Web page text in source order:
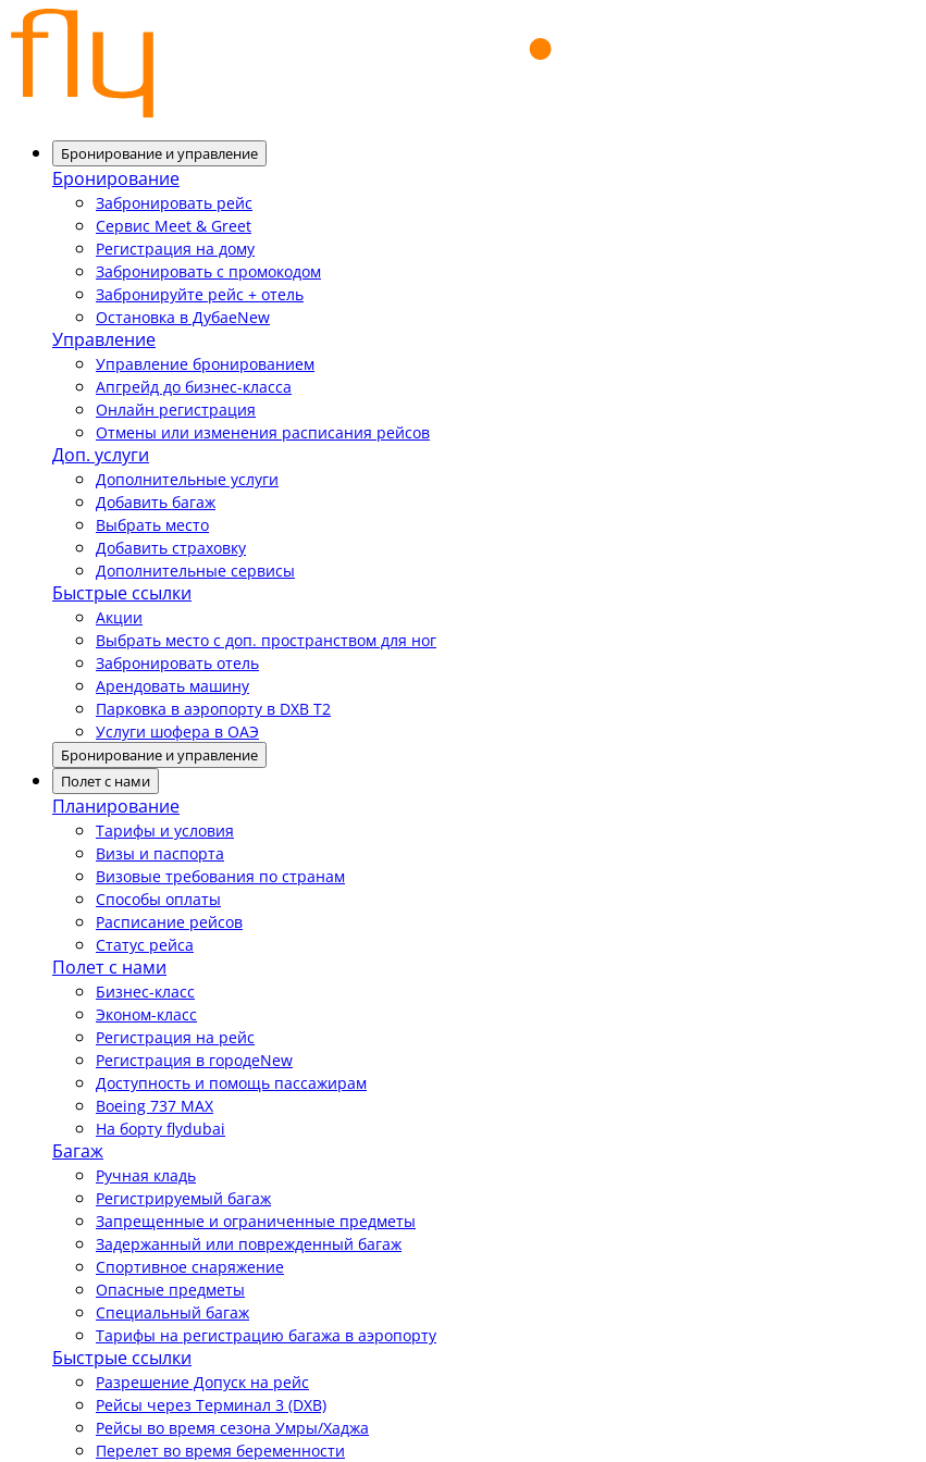
Бронирование и управление
Бронирование
Забронировать рейс
Сервис Meet & Greet
Регистрация на дому
Забронировать с промокодом
Забронируйте рейс + отель
Остановка в ДубаеNew
Управление
Управление бронированием
Апгрейд до бизнес-класса
Онлайн регистрация
Отмены или изменения расписания рейсов
Доп. услуги
Дополнительные услуги
Добавить багаж
Выбрать место
Добавить страховку
Дополнительные сервисы
Быстрые ссылки
Акции
Выбрать место с доп. пространством для ног
Забронировать отель
Арендовать машину
Парковка в аэропорту в DXB T2
Услуги шофера в ОАЭ
Бронирование и управление
Полет с нами
Планирование
Тарифы и условия
Визы и паспорта
Визовые требования по странам
Способы оплаты
Расписание рейсов
Статус рейса
Полет с нами
Бизнес-класс
Эконом-класс
Регистрация на рейс
Регистрация в городеNew
Доступность и помощь пассажирам
Boeing 737 MAX
На борту flydubai
Багаж
Ручная кладь
Регистрируемый багаж
Запрещенные и ограниченные предметы
Задержанный или поврежденный багаж
Спортивное снаряжение
Опасные предметы
Специальный багаж
Тарифы на регистрацию багажа в аэропорту
Быстрые ссылки
Разрешение Допуск на рейс
Рейсы через Терминал 3 (DXB)
Рейсы во время сезона Умры/Хаджа
Перелет во время беременности